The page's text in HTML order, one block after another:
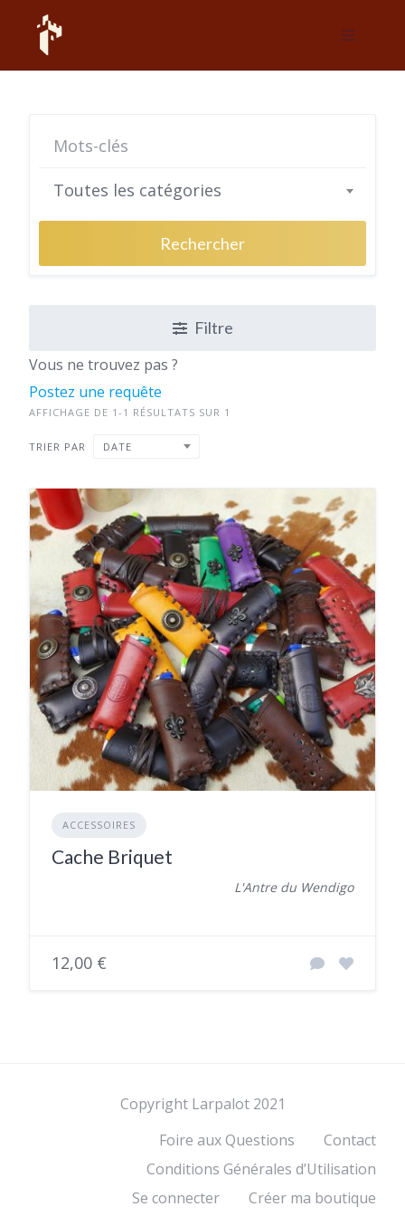
content
Toutes les catégories
Rechercher
Filtre
Vous ne trouvez pas ?
Postez une requête
AFFICHAGE DE 1-1 RÉSULTATS SUR 1
TRIER PAR DATE
ACCESSOIRES
Cache Briquet
L'Antre du Wendigo
12,00 €
Copyright Larpalot 2021
Foire aux Questions
Contact
Conditions Générales d’Utilisation
Se connecter
Créer ma boutique